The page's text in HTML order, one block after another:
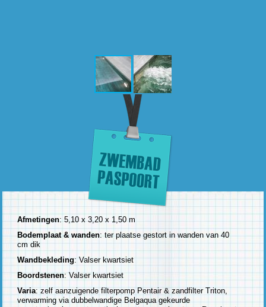
Afmetingen: 5,10 x 3,20 x 1,50 m
Bodemplaat & wanden: ter plaatse gestort in wanden van 40
cm dik
Wandbekleding: Valser kwartsiet
Boordstenen: Valser kwartsiet
Varia: zelf aanzuigende filterpomp Pentair & zandfilter Triton,
verwarming via dubbelwandige Belgaqua gekeurde